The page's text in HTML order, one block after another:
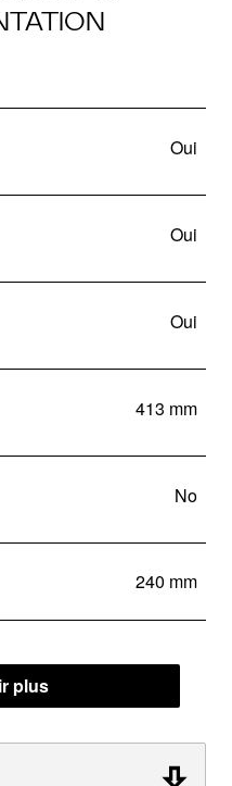
Oui
Oui
Oui
413 mm
No
240 mm
plus